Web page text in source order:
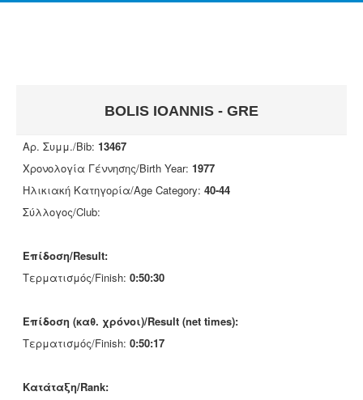
BOLIS IOANNIS - GRE
Αρ. Συμμ./Bib: 13467
Χρονολογία Γέννησης/Birth Year: 1977
Ηλικιακή Κατηγορία/Age Category: 40-44
Σύλλογος/Club:
Επίδοση/Result:
Τερματισμός/Finish: 0:50:30
Επίδοση (καθ. χρόνοι)/Result (net times):
Τερματισμός/Finish: 0:50:17
Κατάταξη/Rank: